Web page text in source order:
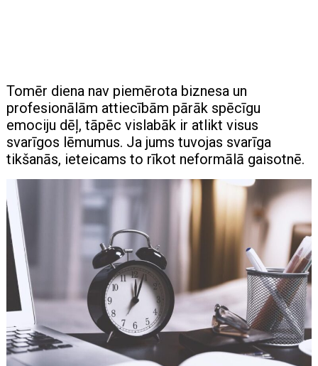
Tomēr diena nav piemērota biznesa un
profesionālām attiecībām pārāk spēcīgu
emociju dēļ, tāpēc vislabāk ir atlikt visus
svarīgos lēmumus. Ja jums tuvojas svarīga
tikšanās, ieteicams to rīkot neformālā gaisotnē.